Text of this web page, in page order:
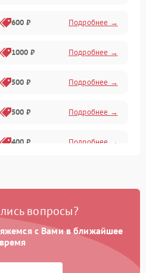
600 ₽ Подробнее →
1000 ₽ Подробнее →
500 ₽ Подробнее →
500 ₽ Подробнее →
400 ₽ Подробнее →
вопросы?
с Вами в ближайшее
время